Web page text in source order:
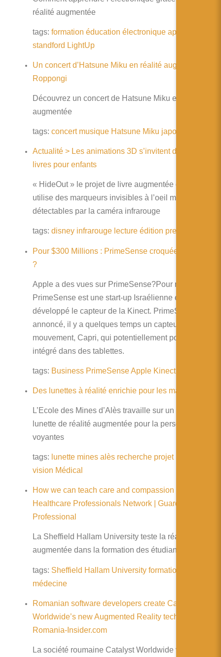
Español
réalité augmentée
tags: formation éducation électronique apprendre
standford LightUp
Un concert d’Hatsune Miku en réalité augmentée à
Roppongi
Découvrez un concert de Hatsune Miku en réalité
augmentée
tags: concert musique Hatsune Miku japon
Actualité > Les animations 3D s’invitent dans les
livres pour enfants
« HideOut » le projet de livre augmentée de Disney
utilise des marqueurs invisibles à l’oeil mais
détectables par la caméra infrarouge
tags: disney infrarouge lecture édition presse
Pour $300 Millions : PrimeSense croquée par Apple
?
Apple a des vues sur PrimeSense?Pour mémoire :
PrimeSense est une start-up Israélienne et ils sont
développé le capteur de la Kinect. PrimeSense a
annoncé, il y a quelques temps un capteur de
mouvement, Capri, qui potentiellement pourrait être
intégré dans des tablettes.
tags: Business PrimeSenseApple Kinect
Des lunettes à réalité enrichie pour les malvoyants
L’Ecole des Mines d’Alès travaille sur un projet de
lunette de réalité augmentée pour la personnes mal
voyantes
tags: lunette mines alès recherche projet
vision Médical
How we can teach care and compassion |
Healthcare Professionals Network | Guardian
Professional
La Sheffield Hallam University teste la réalité
augmentée dans la formation des étudiants
tags: Sheffield Hallam University formation
médecine
Romanian software developers create Catalyst
Worldwide’s new Augmented Reality technology |
Romania-Insider.com
La société roumaine Catalyst Worldwide vient de